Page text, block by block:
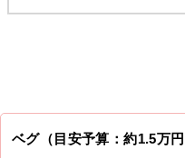
ベグ（目安予算：約1.5万円